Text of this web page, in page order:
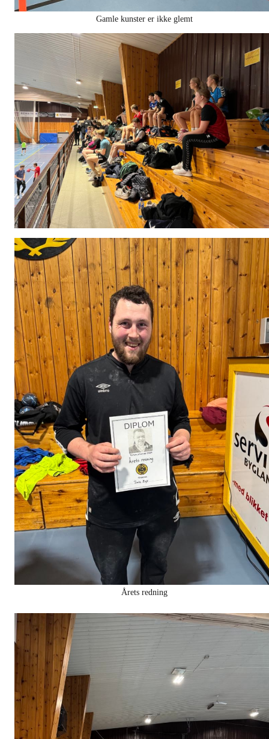
Gamle kunster er ikke glemt
Årets redning